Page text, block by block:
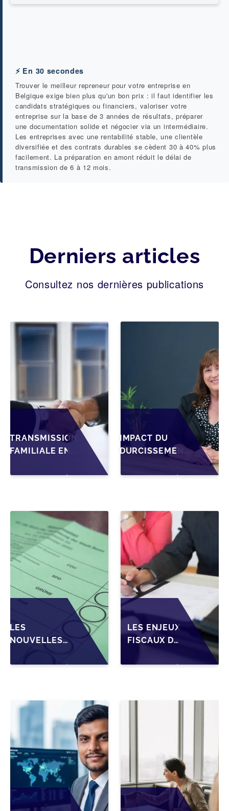
⚡ En 30 secondes
Trouver le meilleur repreneur pour votre entreprise en
Belgique exige bien plus qu'un bon prix : il faut identifier les
candidats stratégiques ou financiers, valoriser votre
entreprise sur la base de 3 années de résultats, préparer
une documentation solide et négocier via un intermédiaire.
Les entreprises avec une rentabilité stable, une clientèle
diversifiée et des contrats durables se cèdent 30 à 40% plus
facilement. La préparation en amont réduit le délai de
transmission de 6 à 12 mois.
Derniers articles
Consultez nos dernières publications
TRANSMISSION
FAMILIALE EN
STRUCTURER
D'UNE SRL
IMPACT DU
DURCISSEMENT
CONDITIONS DE
DES PME EN
WALLONIE
LES
NOUVELLES
REPRENEURS
DES PME
LES ENJEUX
FISCAUX DE
DE PARTS